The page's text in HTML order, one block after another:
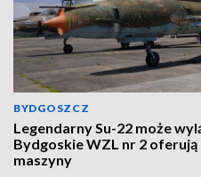
BYDGOSZCZ
Legendarny Su-22 może
Bydgoskie WZL nr 2
maszyny